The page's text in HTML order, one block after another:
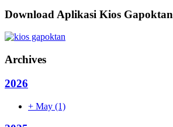
Download Aplikasi Kios Gapoktan
Archives
2026
+ May (1)